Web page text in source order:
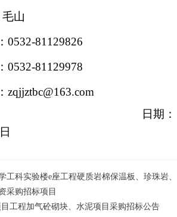
山
0532-81129826
0532-81129978
zqjjztbc@163.com
日期：
日
工科实验楼e座工程硬质岩棉保温板、珍珠岩、
采购招标项目
目工程加气砼砌块、水泥项目采购招标公告